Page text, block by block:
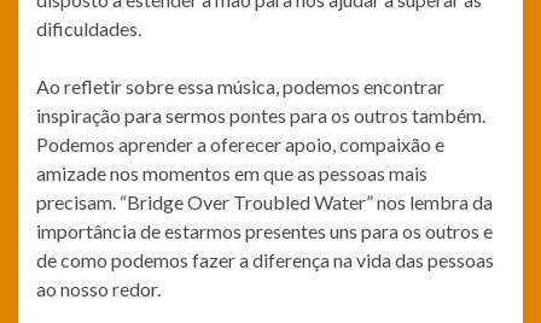
dificuldades.
Ao refletir sobre essa música, podemos encontrar
inspiração para sermos pontes para os outros também.
Podemos aprender a oferecer apoio, compaixão e
amizade nos momentos em que as pessoas mais
precisam. “Bridge Over Troubled Water” nos lembra da
importância de estarmos presentes uns para os outros e
de como podemos fazer a diferença na vida das pessoas
ao nosso redor.